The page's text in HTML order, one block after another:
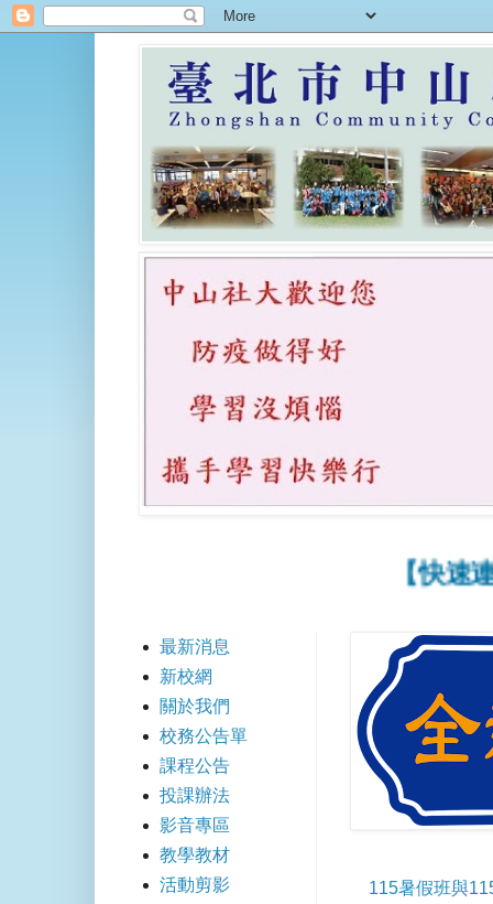
【快速連結
115暑假班與
最新消息
新校網
關於我們
校務公告單
課程公告
投課辦法
影音專區
教學教材
活動剪影